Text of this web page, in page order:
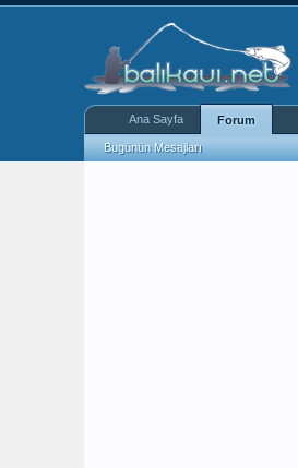
Ana Sayfa Forum
Bugünün Mesajları